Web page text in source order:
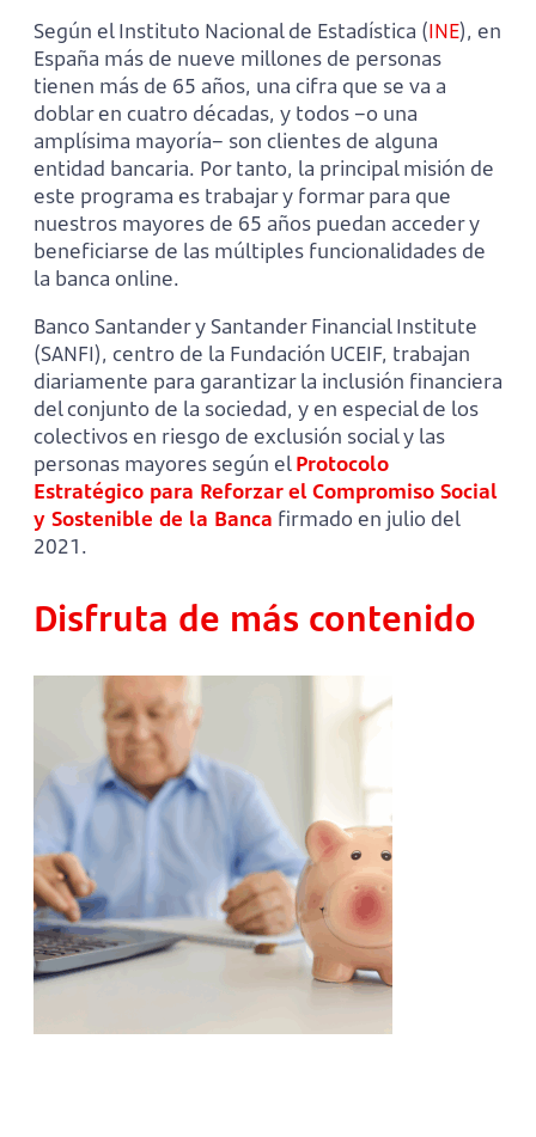
Según el Instituto Nacional de Estadística (INE), en
España más de nueve millones de personas
tienen más de 65 años, una cifra que se va a
doblar en cuatro décadas, y todos –o una
amplísima mayoría– son clientes de alguna
entidad bancaria. Por tanto, la principal misión de
este programa es trabajar y formar para que
nuestros mayores de 65 años puedan acceder y
beneficiarse de las múltiples funcionalidades de
la banca online.
Banco Santander y Santander Financial Institute
(SANFI), centro de la Fundación UCEIF, trabajan
diariamente para garantizar la inclusión financiera
del conjunto de la sociedad, y en especial de los
colectivos en riesgo de exclusión social y las
personas mayores según elProtocolo
Estratégico para Reforzar el Compromiso Social
y Sostenible de la Banca firmado en julio del
2021.
Disfruta de más contenido